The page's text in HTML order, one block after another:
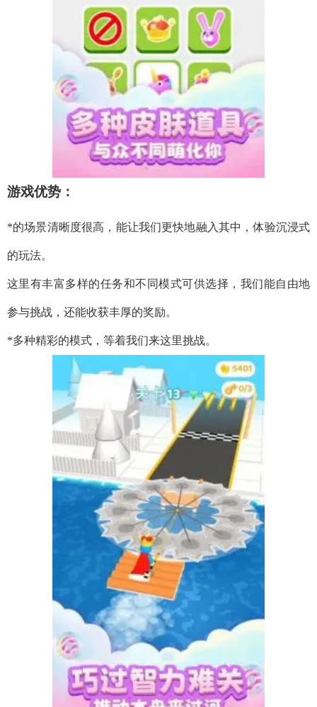
游戏优势：
*的场景清晰度很高，能让我们更快地融入其中，体验沉浸式
的玩法。
这里有丰富多样的任务和不同模式可供选择，我们能自由地
参与挑战，还能收获丰厚的奖励。
*多种精彩的模式，等着我们来这里挑战。